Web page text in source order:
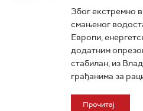
Због екстремно
смањеног
Европи,
додатним
стабилан, из
грађанима за
Прочитај